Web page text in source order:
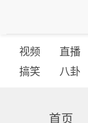
视频 直播
搞笑
八卦
首页